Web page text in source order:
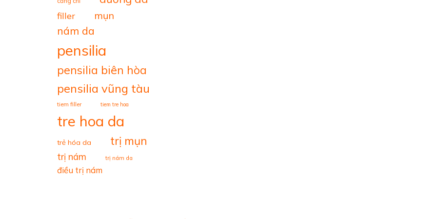
filler mụn
nám da
pensilia
pensilia biên hòa
pensilia vũng tàu
tiem filler tiem tre hoa
tre hoa da
trẻ hóa da trị mụn
trị nám trị nám da
điều trị nám